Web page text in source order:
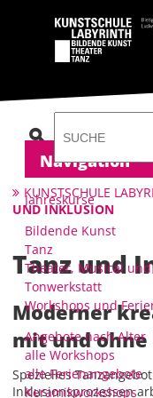
Navigation
Jahreskurse
Bildende Kunst
Tanz
Theater, Musical
Tonwerkstatt
Workshops und
Angebote nach Alter
alle Workshops
alle Ferienangebote
Keramikworkshops
KUNSTSCHULE
UND INKLUSION
Tanz und
Moderner
mit und ohne
Spezielles
Inklusionsprozessen